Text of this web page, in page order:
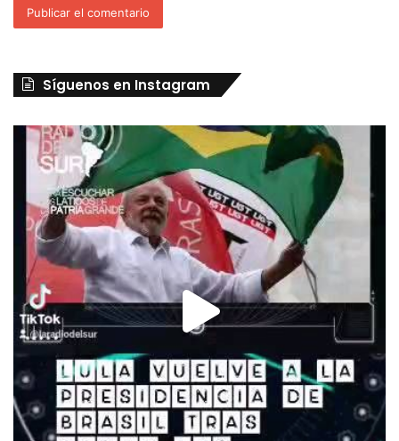
Síguenos en Instagram